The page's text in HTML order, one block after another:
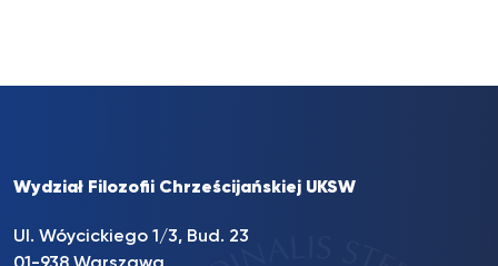
Wydział Filozofii Chrześcijańskiej UKSW
Ul. Wóycickiego 1/3, Bud. 23